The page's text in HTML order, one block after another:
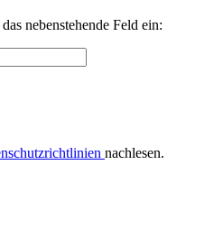
nebenstehende Feld ein:
nachlesen.